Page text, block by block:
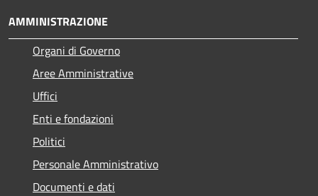
AMMINISTRAZIONE
Organi di Governo
Aree Amministrative
Uffici
Enti e fondazioni
Politici
Personale Amministrativo
Documenti e dati